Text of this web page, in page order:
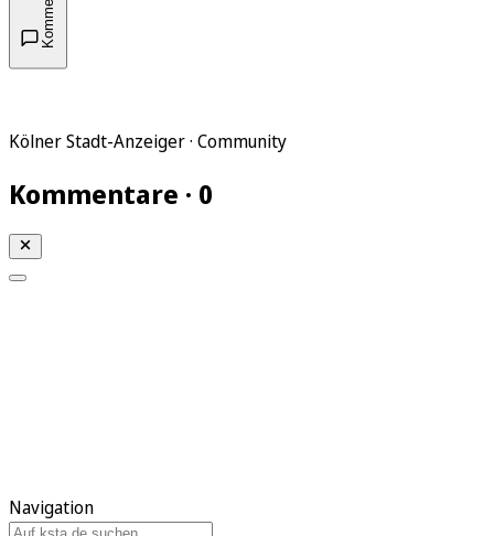
Kölner Stadt-Anzeiger · Community
Kommentare · 0
Navigation